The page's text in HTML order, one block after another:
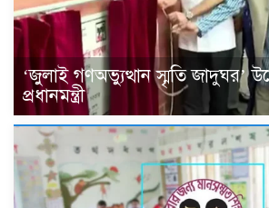
‘জুলাই গণঅভ্যুত্থান স্মৃতি জাদুঘর’
প্রধানমন্ত্রী